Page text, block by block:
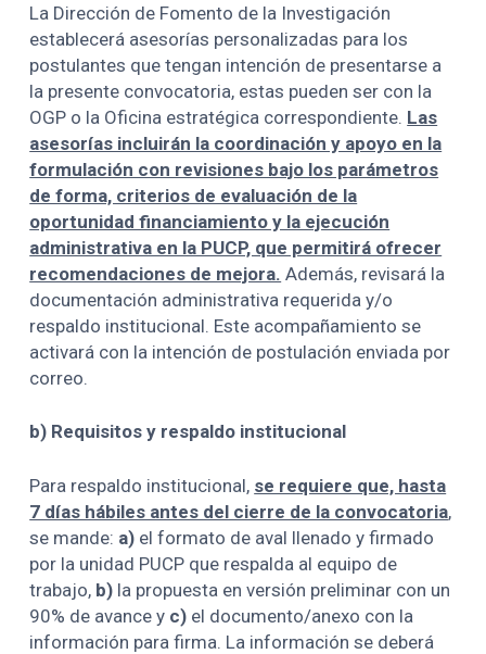
La Dirección de Fomento de la Investigación
establecerá asesorías personalizadas para los
postulantes que tengan intención de presentarse a
la presente convocatoria, estas pueden ser con la
OGP o la Oficina estratégica correspondiente. Las
asesorías incluirán la coordinación y apoyo en la
formulación con revisiones bajo los parámetros
de forma, criterios de evaluación de la
oportunidad financiamiento y la ejecución
administrativa en la PUCP, que permitirá ofrecer
recomendaciones de mejora. Además, revisará la
documentación administrativa requerida y/o
respaldo institucional. Este acompañamiento se
activará con la intención de postulación enviada por
correo.
b) Requisitos y respaldo institucional
Para respaldo institucional, se requiere que, hasta
7 días hábiles antes del cierre de la convocatoria,
se mande: a) el formato de aval llenado y firmado
por la unidad PUCP que respalda al equipo de
trabajo, b) la propuesta en versión preliminar con un
90% de avance y c) el documento/anexo con la
información para firma. La información se deberá